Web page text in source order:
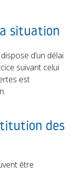
situation
d’un délai
suivant celui
est
des
être